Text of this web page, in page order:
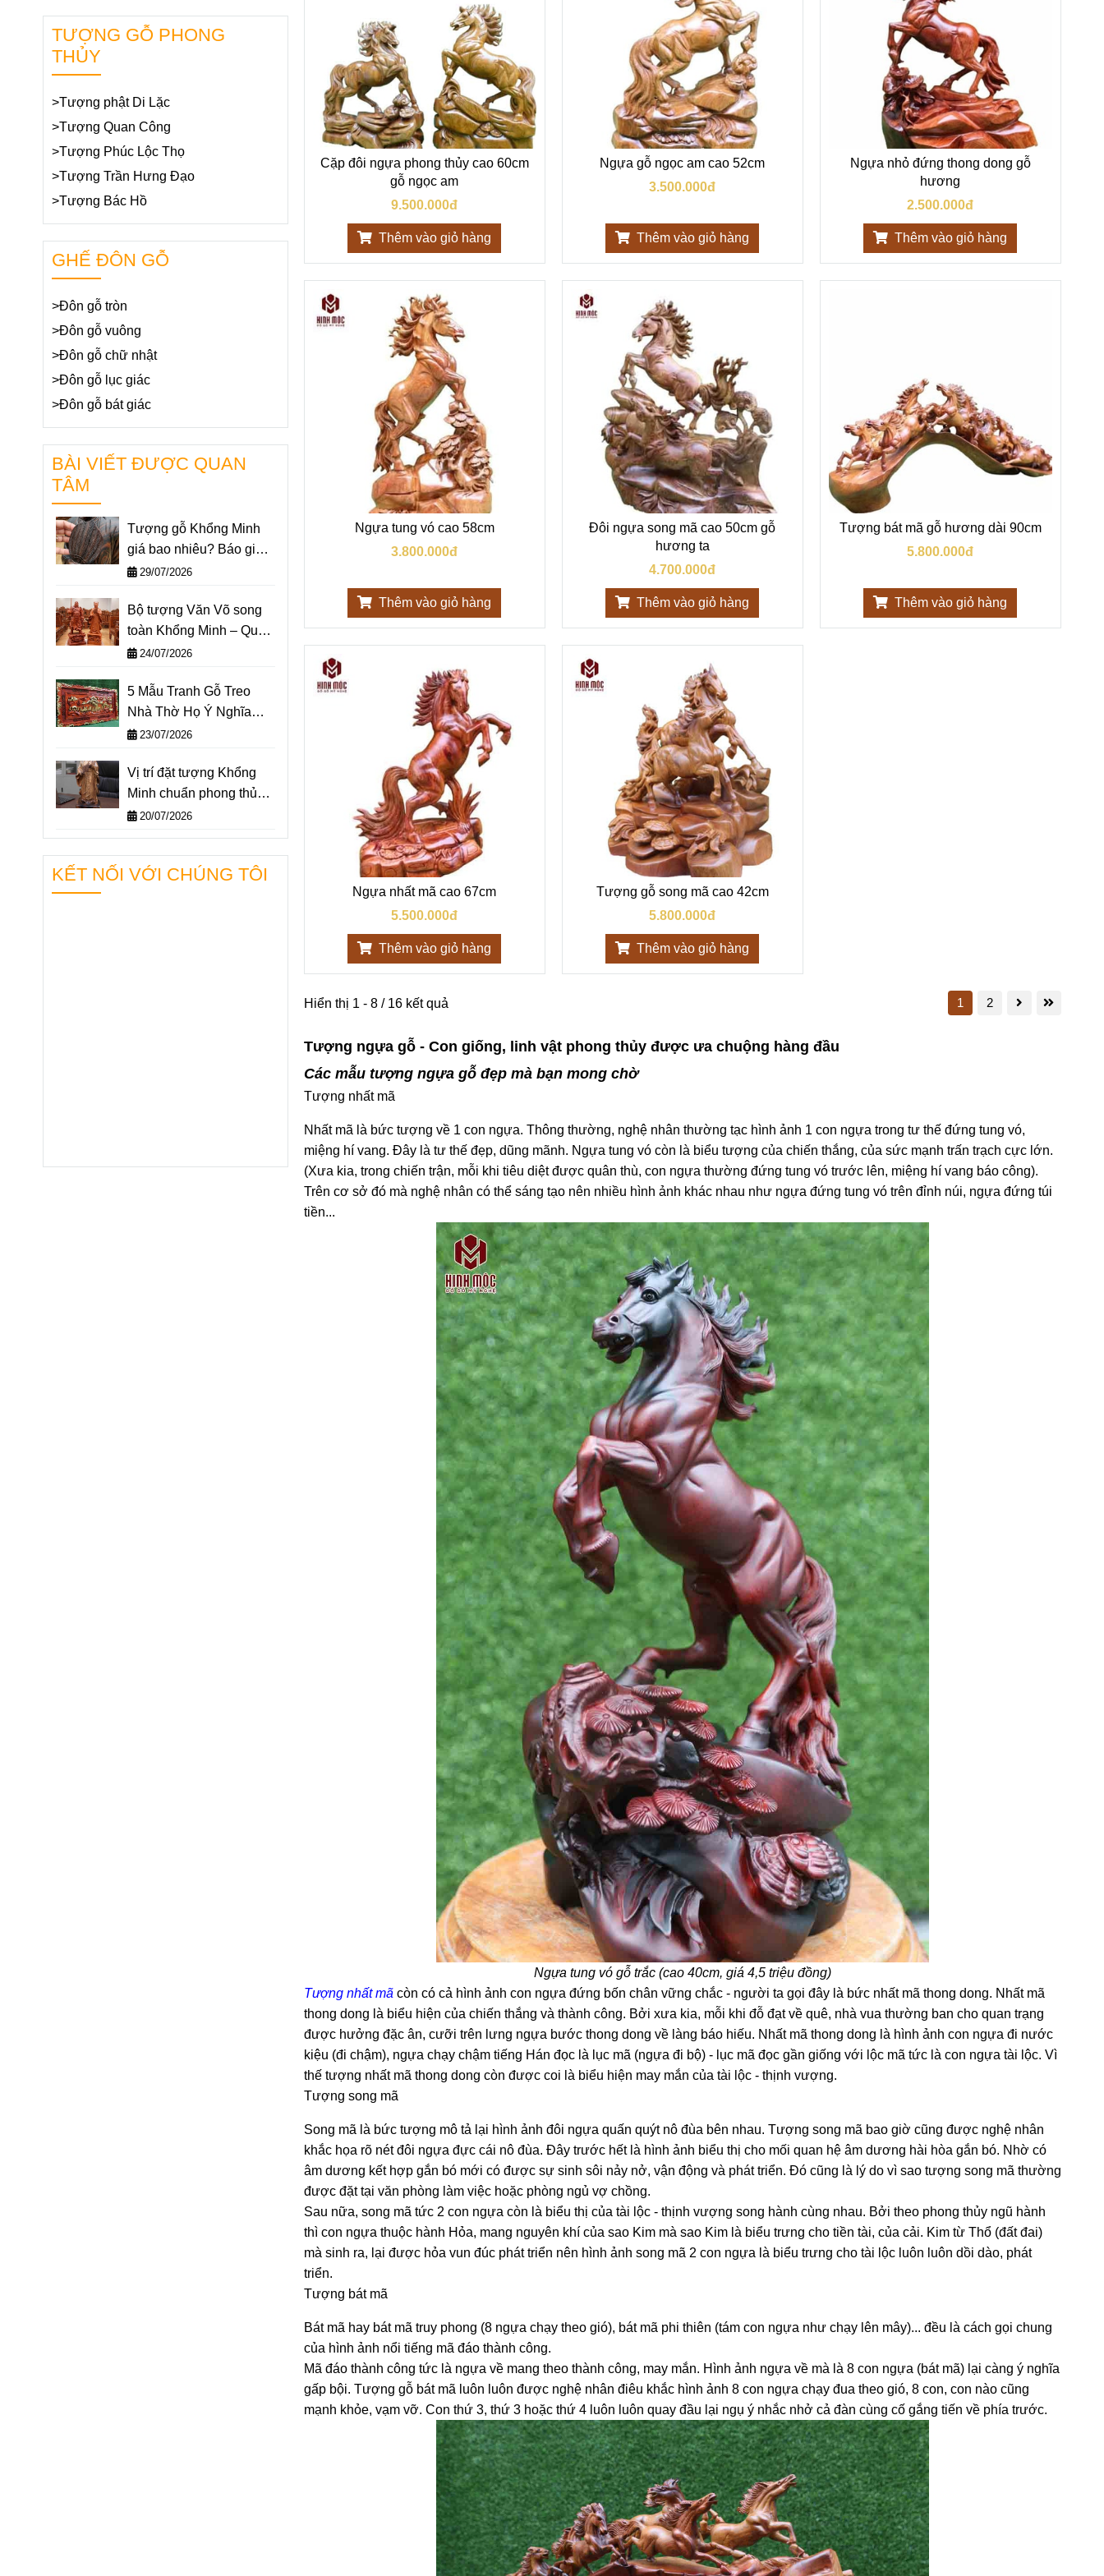
Cặp đôi ngựa phong thủy cao 60cm
gỗ ngọc am
9.500.000đ
Thêm vào giỏ hàng
Ngựa gỗ ngọc am cao 52cm
3.500.000đ
Thêm vào giỏ hàng
Ngựa nhỏ đứng thong dong gỗ
hương
2.500.000đ
Thêm vào giỏ hàng
Ngựa tung vó cao 58cm
3.800.000đ
Thêm vào giỏ hàng
Đôi ngựa song mã cao 50cm gỗ
hương ta
4.700.000đ
Thêm vào giỏ hàng
Tượng bát mã gỗ hương dài 90cm
5.800.000đ
Thêm vào giỏ hàng
Ngựa nhất mã cao 67cm
5.500.000đ
Thêm vào giỏ hàng
Tượng gỗ song mã cao 42cm
5.800.000đ
Thêm vào giỏ hàng
Hiển thị 1 - 8 / 16 kết quả 1 2
Tượng ngựa gỗ - Con giống, linh vật phong thủy được ưa chuộng hàng đầu
Các mẫu tượng ngựa gỗ đẹp mà bạn mong chờ
Tượng nhất mã
Nhất mã là bức tượng về 1 con ngựa. Thông thường, nghệ nhân thường tạc hình ảnh 1 con ngựa trong tư thế đứng tung vó,
miệng hí vang. Đây là tư thế đẹp, dũng mãnh. Ngựa tung vó còn là biểu tượng của chiến thắng, của sức mạnh trấn trạch cực lớn.
(Xưa kia, trong chiến trận, mỗi khi tiêu diệt được quân thù, con ngựa thường đứng tung vó trước lên, miệng hí vang báo công).
Trên cơ sở đó mà nghệ nhân có thể sáng tạo nên nhiều hình ảnh khác nhau như ngựa đứng tung vó trên đỉnh núi, ngựa đứng túi
tiền...
Ngựa tung vó gỗ trắc (cao 40cm, giá 4,5 triệu đồng)
Tượng nhất mãcòn có cả hình ảnh con ngựa đứng bốn chân vững chắc - người ta gọi đây là bức nhất mã thong dong. Nhất mã
thong dong là biểu hiện của chiến thắng và thành công. Bởi xưa kia, mỗi khi đỗ đạt về quê, nhà vua thường ban cho quan trạng
được hưởng đặc ân, cưỡi trên lưng ngựa bước thong dong về làng báo hiếu. Nhất mã thong dong là hình ảnh con ngựa đi nước
kiệu (đi chậm), ngựa chạy chậm tiếng Hán đọc là lục mã (ngựa đi bộ) - lục mã đọc gần giống với lộc mã tức là con ngựa tài lộc. Vì
thế tượng nhất mã thong dong còn được coi là biểu hiện may mắn của tài lộc - thịnh vượng.
Tượng song mã
Song mã là bức tượng mô tả lại hình ảnh đôi ngựa quấn quýt nô đùa bên nhau. Tượng song mã bao giờ cũng được nghệ nhân
khắc họa rõ nét đôi ngựa đực cái nô đùa. Đây trước hết là hình ảnh biểu thị cho mối quan hệ âm dương hài hòa gắn bó. Nhờ có
âm dương kết hợp gắn bó mới có được sự sinh sôi nảy nở, vận động và phát triển. Đó cũng là lý do vì sao tượng song mã thường
được đặt tại văn phòng làm việc hoặc phòng ngủ vợ chồng.
Sau nữa, song mã tức 2 con ngựa còn là biểu thị của tài lộc - thịnh vượng song hành cùng nhau. Bởi theo phong thủy ngũ hành
thì con ngựa thuộc hành Hỏa, mang nguyên khí của sao Kim mà sao Kim là biểu trưng cho tiền tài, của cải. Kim từ Thổ (đất đai)
mà sinh ra, lại được hỏa vun đúc phát triển nên hình ảnh song mã 2 con ngựa là biểu trưng cho tài lộc luôn luôn dồi dào, phát
triển.
Tượng bát mã
Bát mã hay bát mã truy phong (8 ngựa chạy theo gió), bát mã phi thiên (tám con ngựa như chạy lên mây)... đều là cách gọi chung
của hình ảnh nổi tiếng mã đáo thành công.
Mã đáo thành công tức là ngựa về mang theo thành công, may mắn. Hình ảnh ngựa về mà là 8 con ngựa (bát mã) lại càng ý nghĩa
gấp bội. Tượng gỗ bát mã luôn luôn được nghệ nhân điêu khắc hình ảnh 8 con ngựa chạy đua theo gió, 8 con, con nào cũng
mạnh khỏe, vạm vỡ. Con thứ 3, thứ 3 hoặc thứ 4 luôn luôn quay đầu lại ngụ ý nhắc nhở cả đàn cùng cố gắng tiến về phía trước.
TƯỢNG GỖ PHONG
THỦY
>Tượng phật Di Lặc
>Tượng Quan Công
>Tượng Phúc Lộc Thọ
>Tượng Trần Hưng Đạo
>Tượng Bác Hồ
GHẾ ĐÔN GỖ
>Đôn gỗ tròn
>Đôn gỗ vuông
>Đôn gỗ chữ nhật
>Đôn gỗ lục giác
>Đôn gỗ bát giác
BÀI VIẾT ĐƯỢC QUAN
TÂM
Tượng gỗ Khổng Minh
giá bao nhiêu? Báo giá
một số mẫu tượng
2026
29/07/2026
Bộ tượng Văn Võ song
toàn Khổng Minh – Quan
Công: Ý nghĩa và cách
24/07/2026
5 Mẫu Tranh Gỗ Treo
Nhà Thờ Họ Ý Nghĩa
Nhất 2026
23/07/2026
Vị trí đặt tượng Khổng
Minh chuẩn phong thủy –
Không gian nào giúp
hiệu quả nhất?
20/07/2026
KẾT NỐI VỚI CHÚNG TÔI